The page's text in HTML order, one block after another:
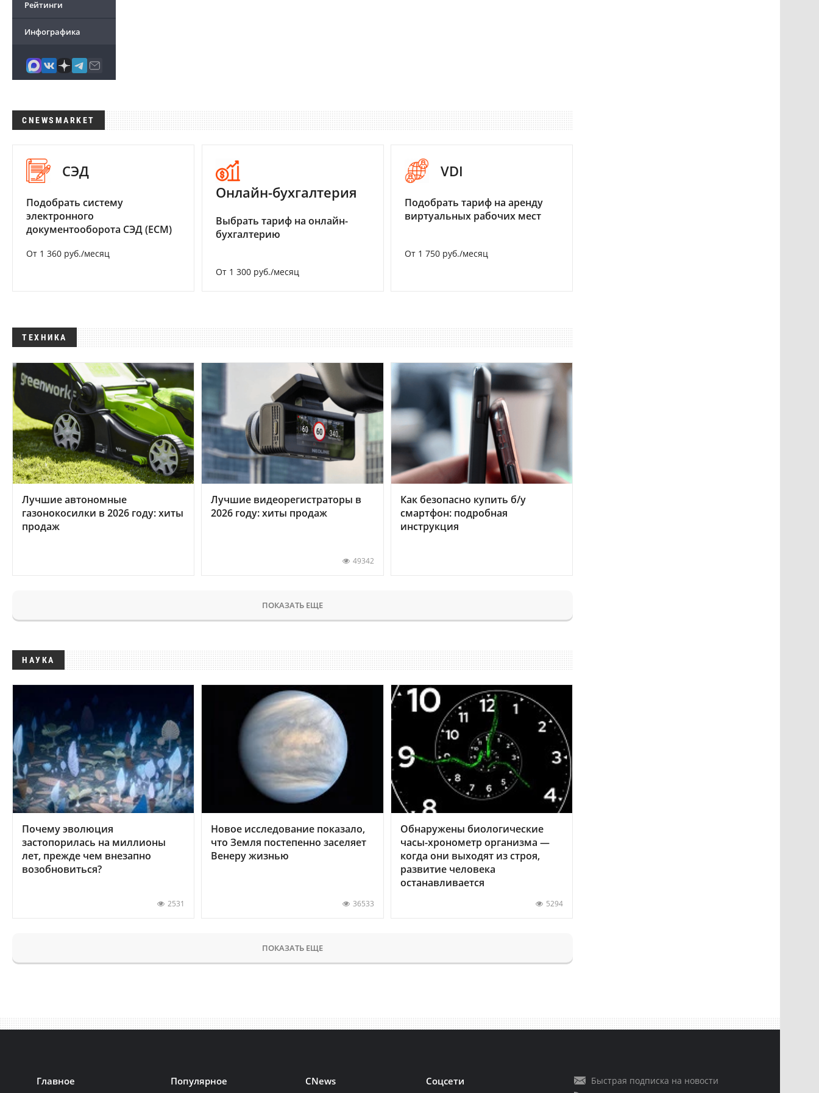
Рейтинги
Инфографика
CNEWSMARKET
СЭД
Подобрать систему
электронного
документооборота СЭД (ECM)
От 1 360 руб./месяц
Онлайн-бухгалтерия
Выбрать тариф на онлайн-
бухгалтерию
От 1 300 руб./месяц
VDI
Подобрать тариф на аренду
виртуальных рабочих мест
От 1 750 руб./месяц
ТЕХНИКА
Лучшие автономные
газонокосилки в 2026 году: хиты
продаж
Лучшие видеорегистраторы в
2026 году: хиты продаж
49342
Как безопасно купить б/у
смартфон: подробная
инструкция
ПОКАЗАТЬ ЕЩЕ
НАУКА
Почему эволюция
застопорилась на миллионы
лет, прежде чем внезапно
возобновиться?
2531
Новое исследование показало,
что Земля постепенно заселяет
Венеру жизнью
36533
Обнаружены биологические
часы-хронометр организма —
когда они выходят из строя,
развитие человека
останавливается
5294
ПОКАЗАТЬ ЕЩЕ
Главное Популярное CNews Соцсети
Быстрая подписка на новости